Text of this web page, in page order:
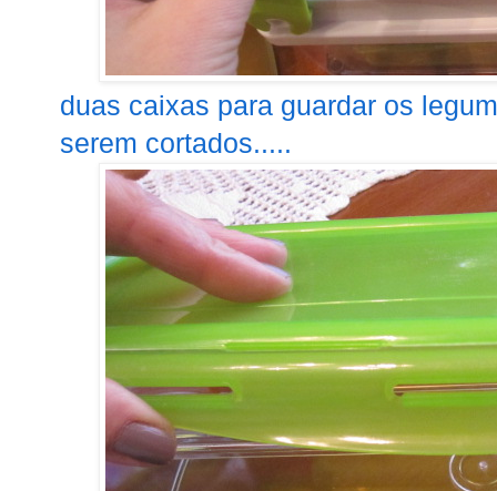
duas caixas para guardar os
serem cortados.....